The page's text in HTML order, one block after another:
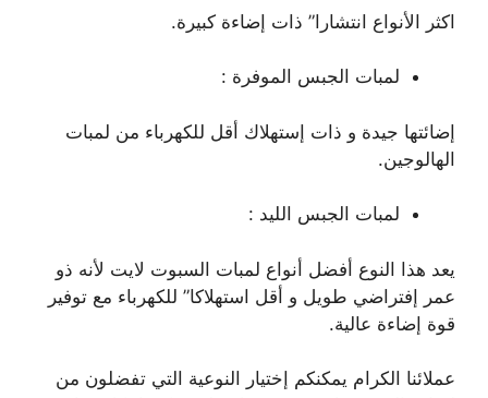
اكثر الأنواع انتشارا” ذات إضاءة كبيرة.
لمبات الجبس الموفرة :
إضائتها جيدة و ذات إستهلاك أقل للكهرباء من لمبات
الهالوجين.
لمبات الجبس الليد :
يعد هذا النوع أفضل أنواع لمبات السبوت لايت لأنه ذو
عمر إفتراضي طويل و أقل استهلاكا” للكهرباء مع توفير
قوة إضاءة عالية.
عملائنا الكرام يمكنكم إختيار النوعية التي تفضلون من